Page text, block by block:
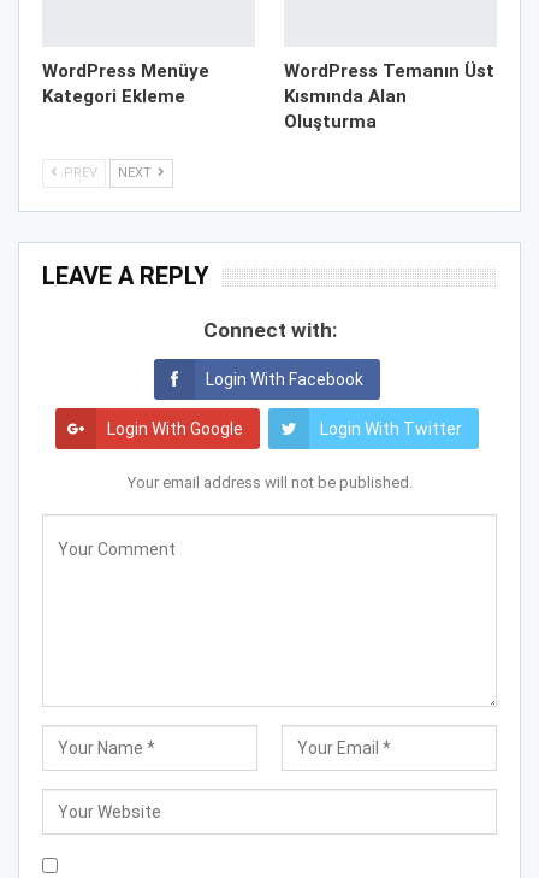
WordPress Menüye
Kategori Ekleme
WordPress Temanın Üst
Kısmında Alan
Oluşturma
PREV NEXT
LEAVE A REPLY
Connect with:
Login With Facebook
Login With Google Login With Twitter
Your email address will not be published.